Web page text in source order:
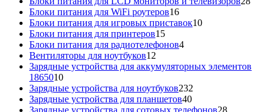
Блоки питания для WiFi роутеров1616
товаров
Блоки питания для игровых приставок1010
Блоки питания для принтеров1515
товаров
Блоки питания для радиотелефонов44
Вентиляторы для ноутбуков12
товаров
Зарядные устройства для аккумуляторных элементов
186501010
товаров
Зарядные устройства для ноутбуков232
Зарядные устройства для планшетов4040
товаров 28